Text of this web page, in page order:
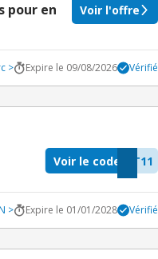
pour en
Voir l'offre
> Expire le 09/08/2026 Vérifié
T11
Voir le code
> Expire le 01/01/2028 Vérifié